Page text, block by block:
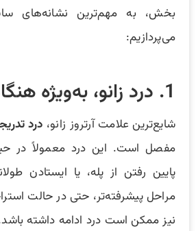
بخش، به مهم‌ترین نشانه‌های
می‌پردازیم:
1. درد زانو، به‌ویژه هنگام حرکت
شایع‌ترین علامت آرتروز زانو، درد
مفصل است. این درد معمولاً در
پایین رفتن از پله، یا ایستادن
مراحل پیشرفته‌تر، حتی در حالت
نیز ممکن است درد ادامه داشته